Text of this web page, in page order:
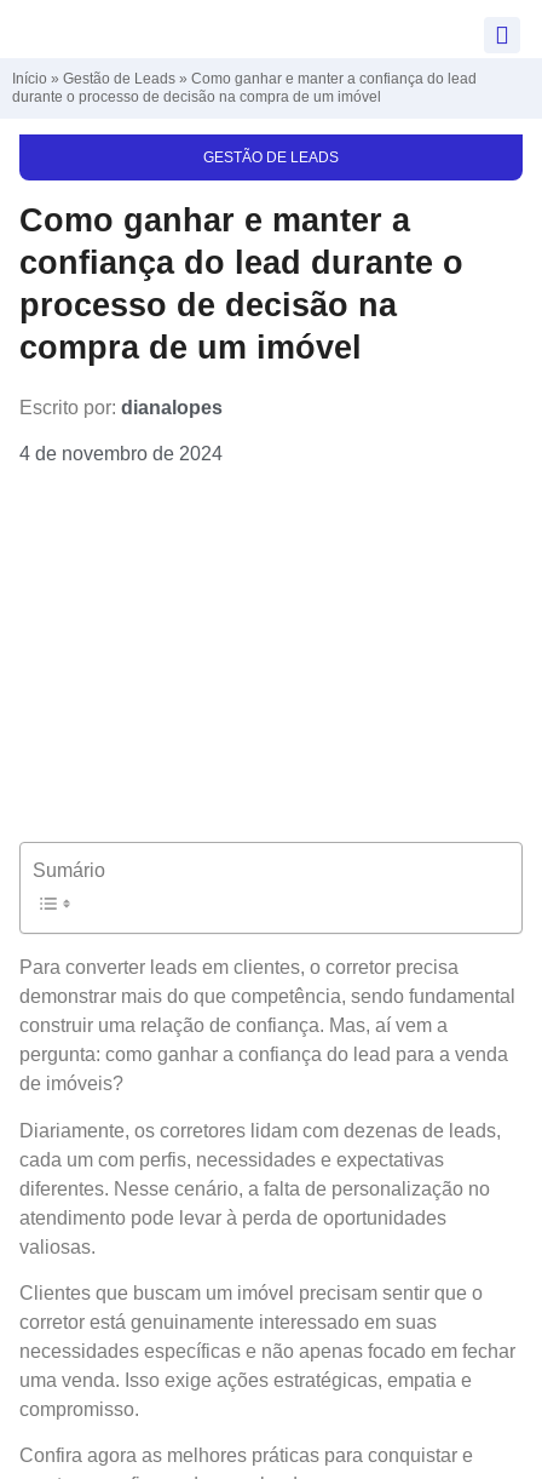
Início » Gestão de Leads » Como ganhar e manter a confiança do lead
durante o processo de decisão na compra de um imóvel
GESTÃO DE LEADS
Como ganhar e manter a
confiança do lead durante o
processo de decisão na
compra de um imóvel
Escrito por: dianalopes
4 de novembro de 2024
Sumário
Para converter leads em clientes, o corretor precisa
demonstrar mais do que competência, sendo fundamental
construir uma relação de confiança. Mas, aí vem a
pergunta: como ganhar a confiança do lead para a venda
de imóveis?
Diariamente, os corretores lidam com dezenas de leads,
cada um com perfis, necessidades e expectativas
diferentes. Nesse cenário, a falta de personalização no
atendimento pode levar à perda de oportunidades
valiosas.
Clientes que buscam um imóvel precisam sentir que o
corretor está genuinamente interessado em suas
necessidades específicas e não apenas focado em fechar
uma venda. Isso exige ações estratégicas, empatia e
compromisso.
Confira agora as melhores práticas para conquistar e